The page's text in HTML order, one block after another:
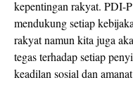
kepentingan rakyat. PDI-
mendukung setiap
rakyat namun kita juga
tegas terhadap setiap
keadilan sosial dan